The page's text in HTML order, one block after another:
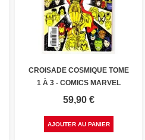
CROISADE COSMIQUE TOME
1 À 3 - COMICS MARVEL
Prix
59,90 €
AJOUTER AU PANIER